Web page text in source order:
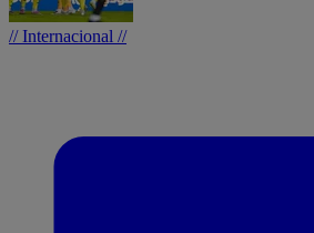
// Internacional //